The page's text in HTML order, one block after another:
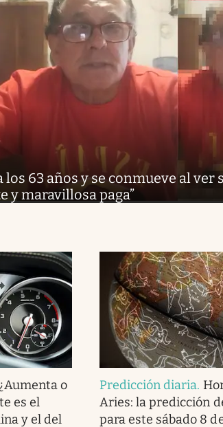
los 63 años y se conmueve al ver
y maravillosa paga”
¿Aumenta o
es el
y el del
Predicción diaria.
Aries: la predicción
para este sábado 8